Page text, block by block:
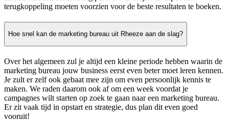
terugkoppeling moeten voorzien voor de beste resultaten te boeken.
Hoe snel kan de marketing bureau uit Rheeze aan de slag?
Over het algemeen zul je altijd een kleine periode hebben waarin de
marketing bureau jouw business eerst even beter moet leren kennen.
Je zult er zelf ook gebaat mee zijn om even persoonlijk kennis te
maken. We raden daarom ook af om een week voordat je
campagnes wilt starten op zoek te gaan naar een marketing bureau.
Er zit vaak tijd in opstart en strategie, dus plan dit even goed
vooruit!